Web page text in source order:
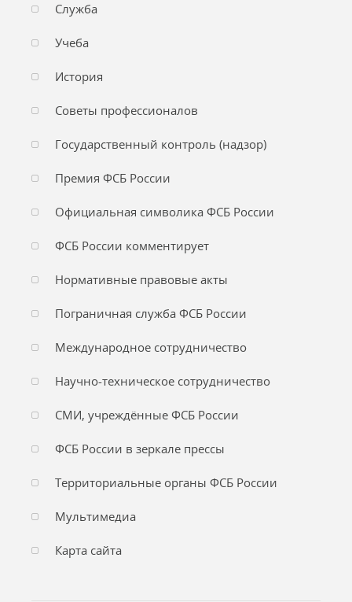
Служба
Учеба
История
Советы профессионалов
Государственный контроль (надзор)
Премия ФСБ России
Официальная символика ФСБ России
ФСБ России комментирует
Нормативные правовые акты
Пограничная служба ФСБ России
Международное сотрудничество
Научно-техническое сотрудничество
СМИ, учреждённые ФСБ России
ФСБ России в зеркале прессы
Территориальные органы ФСБ России
Мультимедиа
Карта сайта